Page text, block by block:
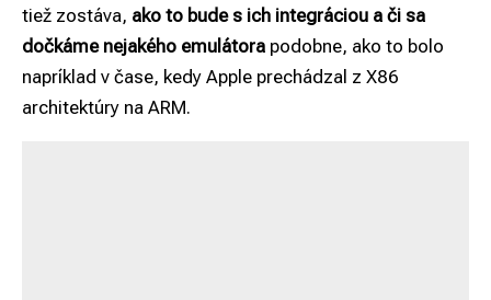
tiež zostáva, ako to bude s ich integráciou a či sa
dočkáme nejakého emulátora podobne, ako to bolo
napríklad v čase, kedy Apple prechádzal z X86
architektúry na ARM.